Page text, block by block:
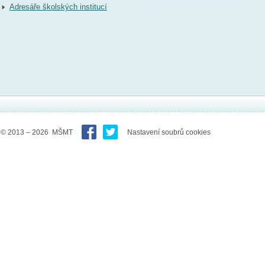
Adresáře školských institucí
© 2013 – 2026 MŠMT Nastavení soubrů cookies